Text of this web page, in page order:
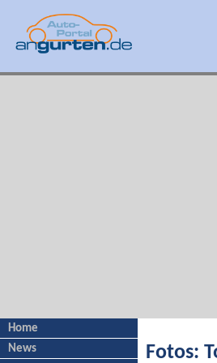
Home
News
Fotos: